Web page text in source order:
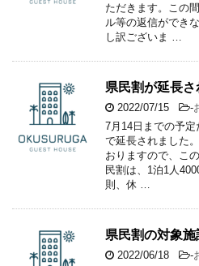
ただきます。この
ル等の返信ができ
し訳ございま …
県民割が延長さ
2022/07/15 -
7月14日までの予
で延長されました
おりますので、こ
民割は、1泊1人
則、休 …
県民割の対象
2022/06/18 -